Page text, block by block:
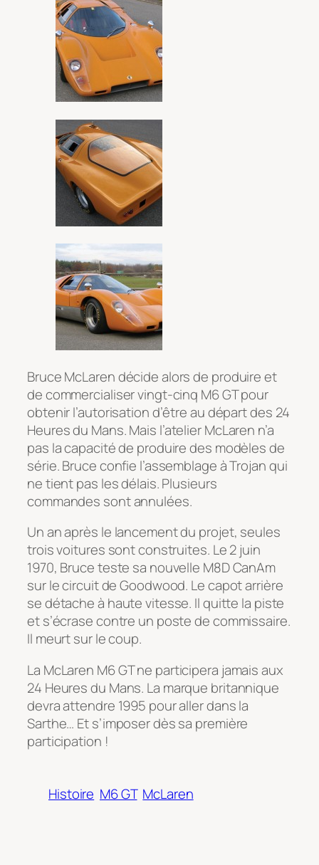
Bruce McLaren décide alors de produire et
de commercialiser vingt-cinq M6 GT pour
obtenir l’autorisation d’être au départ des 24
Heures du Mans. Mais l’atelier McLaren n’a
pas la capacité de produire des modèles de
série. Bruce confie l’assemblage à Trojan qui
ne tient pas les délais. Plusieurs
commandes sont annulées.
Un an après le lancement du projet, seules
trois voitures sont construites. Le 2 juin
1970, Bruce teste sa nouvelle M8D CanAm
sur le circuit de Goodwood. Le capot arrière
se détache à haute vitesse. Il quitte la piste
et s’écrase contre un poste de commissaire.
Il meurt sur le coup.
La McLaren M6 GT ne participera jamais aux
24 Heures du Mans. La marque britannique
devra attendre 1995 pour aller dans la
Sarthe… Et s’imposer dès sa première
participation !
Histoire M6 GT McLaren